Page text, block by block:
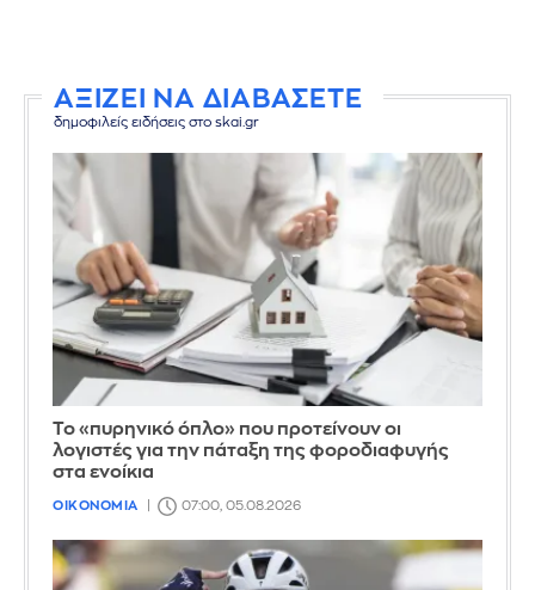
ΑΞΙΖΕΙ ΝΑ ΔΙΑΒΑΣΕΤΕ
δημοφιλείς ειδήσεις στο skai.gr
Το «πυρηνικό όπλο» που προτείνουν οι
λογιστές για την πάταξη της φοροδιαφυγής
στα ενοίκια
ΟΙΚΟΝΟΜΙΑ 07:00, 05.08.2026